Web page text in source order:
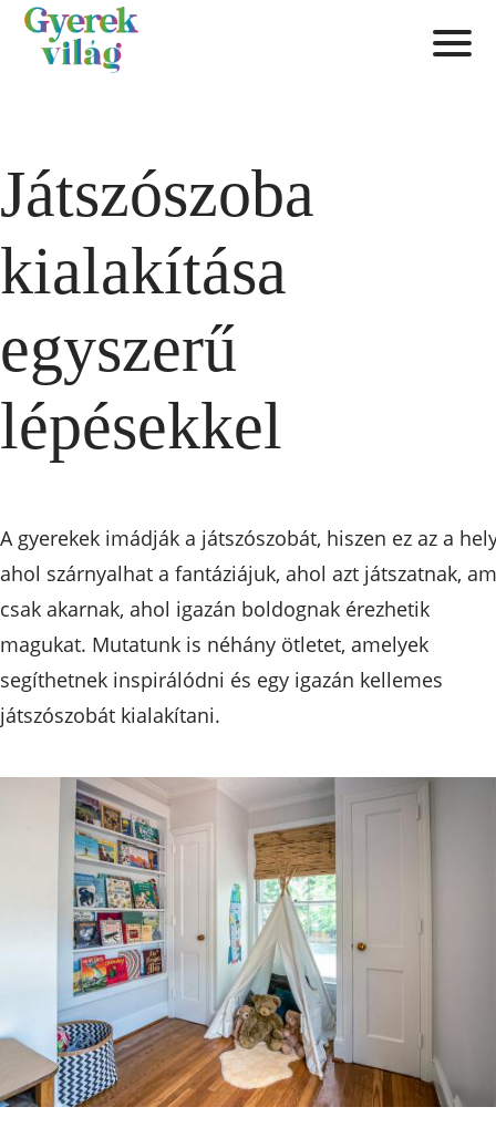
Játszószoba
kialakítása
egyszerű
lépésekkel
A gyerekek imádják a játszószobát, hiszen ez az a
ahol szárnyalhat a fantáziájuk, ahol azt játszatnak,
csak akarnak, ahol igazán boldognak érezhetik
magukat. Mutatunk is néhány ötletet, amelyek
segíthetnek inspirálódni és egy igazán kellemes
játszószobát kialakítani.